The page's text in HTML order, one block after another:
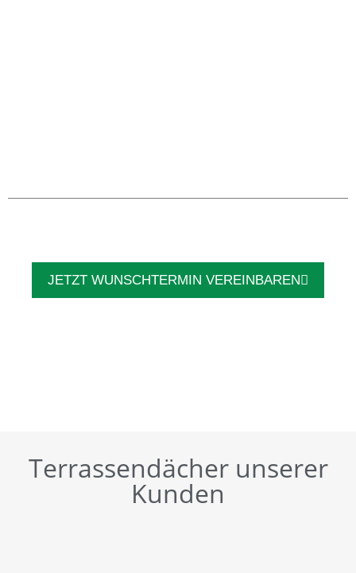
JETZT WUNSCHTERMIN VEREINBAREN
Terrassendächer unserer
Kunden